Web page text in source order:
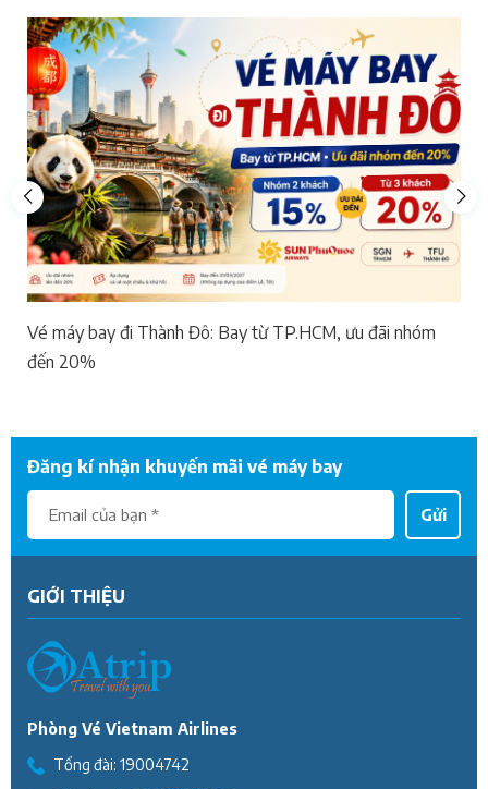
Vé máy bay đi Thành Đô: Bay từ TP.HCM, ưu đãi nhóm
đến 20%
Đăng kí nhận khuyến mãi vé máy bay
Gửi
GIỚI THIỆU
Phòng Vé Vietnam Airlines
Tổng đài: 19004742